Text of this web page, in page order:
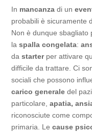
In mancanza di un
probabili è sicuramente
Non è dunque
laspalla congelata:
dastarterper attivare
difficile da trattare. Ci
sociali che possono
carico generale del
particolare,apatia,
riconosciute come
primaria. Lecause